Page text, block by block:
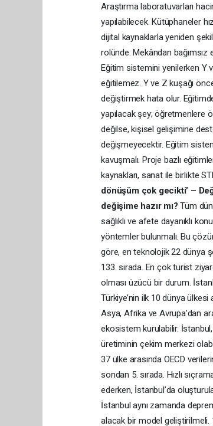
Araştırma laboratuvarları
yapılabilecek. Kütüphaneler
dijital kaynaklarla yeniden
rolünde. Mekândan bağımsız
Eğitim sistemini yenilerken Y
eğitilemez. Y ve Z kuşağı
değiştirmek hata olur.
yapılacak şey; öğretmenlere
değilse, kişisel gelişimine
değişmeyecektir. Eğitim
kavuşmalı. Proje bazlı
kaynakları, sanat ile birlikte
dönüşüm çok gecikti’ –
değişime hazır mı? Tüm
sağlıklı ve afete dayanıklı
yöntemler bulunmalı. Bu
göre, en teknolojik 22 dünya
133. sırada. En çok turist
olması üzücü bir durum.
Türkiye’nin ilk 10 dünya
Asya, Afrika ve Avrupa’dan
ekosistem kurulabilir.
üretiminin çekim merkezi
37 ülke arasında OECD
sondan 5. sırada. Hızlı
ederken, İstanbul’da
İstanbul aynı zamanda
alacak bir model geliştirilmeli.